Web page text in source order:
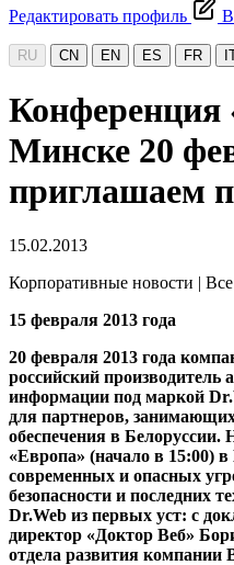
Редактировать профиль
RU CN EN ES FR
Конференция
Минске 20
приглашаем
15.02.2013
Корпоративные новости |
15 февраля 2013 года
20 февраля 2013 года
российский
информации под маркой
для партнеров,
обеспечения в Белоруссии.
«Европа» (начало в 15:00)
современных и опасных
безопасности и последних
Dr.Web из первых уст: с
директор «Доктор Веб»
отдела развития компании